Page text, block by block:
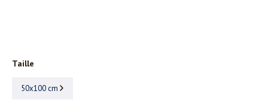
Taille
50x100 cm